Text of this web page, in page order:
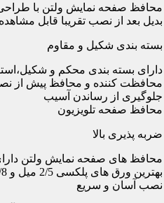
محافظ صفحه نمایش ولتن با
بدیل بعد از نصب تقریبا قابل
بسته بندی شکیل و مقاوم
دارای بسته بندی محکم و
محافظت کننده و محافظ پیش از
جلوگیری از رساندن آسیب
محافظ صفحه تلویزیون
ضربه پذیری بالا
محافظ های صفحه نمایش ولتن
بهترین ورق های پلکسی 2/5 میل و 2/8 میل تایوانی ساخته شدند.
نصب آسان و سریع